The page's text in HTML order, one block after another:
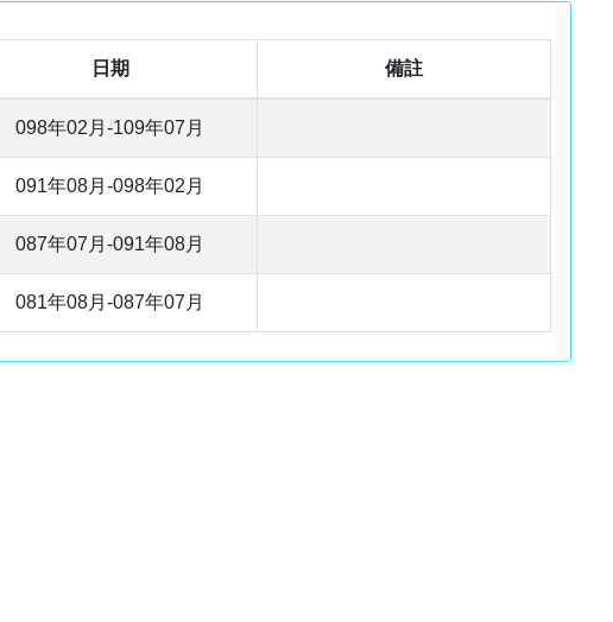
日期 備註
098年02月-109年07月
091年08月-098年02月
087年07月-091年08月
081年08月-087年07月